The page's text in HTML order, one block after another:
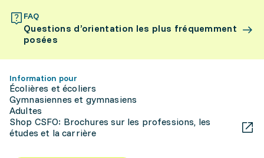
FAQ
Questions d’orientation les plus fréquemment
posées
Information pour
Écolières et écoliers
Gymnasiennes et gymnasiens
Adultes
Shop CSFO: Brochures sur les professions, les
études et la carrière